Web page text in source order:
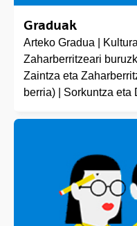
Graduak
Arteko Gradua |
Zaharberritzeari
Zaintza eta
berria) | Sorkuntza eta